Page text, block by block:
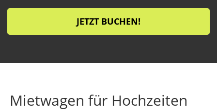
JETZT BUCHEN!
Mietwagen für Hochzeiten